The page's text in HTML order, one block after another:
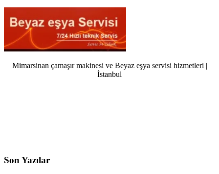
Mimarsinan çamaşır makinesi ve Beyaz eşya servisi hizmetleri |
İstanbul
Son Yazılar